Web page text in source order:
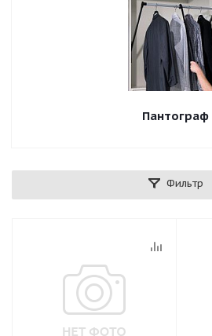
Пантограф
Фильтр